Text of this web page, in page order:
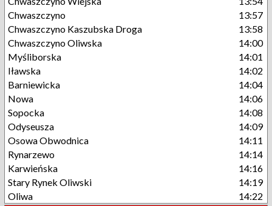
Chwaszczyno
13:57
Chwaszczyno Kaszubska Droga
13:58
Chwaszczyno Oliwska
14:00
Myśliborska
14:01
Iławska
14:02
Barniewicka
14:04
Nowa
14:06
Sopocka
14:08
Odyseusza
14:09
Osowa Obwodnica
14:11
Rynarzewo
14:14
Karwieńska
14:16
Stary Rynek Oliwski
14:19
Oliwa
14:22